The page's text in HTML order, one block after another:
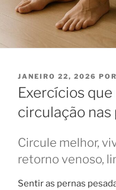
PUBLICADO
EM
JANEIRO 22, 2026 POR
Exercícios
circulação
Circule melhor,
retorno venoso,
Sentir as pernas